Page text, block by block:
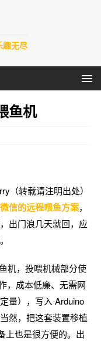
趣无尽
鱼机
（转载请注明出处）
信的远程喂鱼方案，
出门浪几天就回，应
机，投喂机械部分使
，成本低廉、无需网
量），写入 Arduino
然，把这套装置移植
上也是很方便的。出